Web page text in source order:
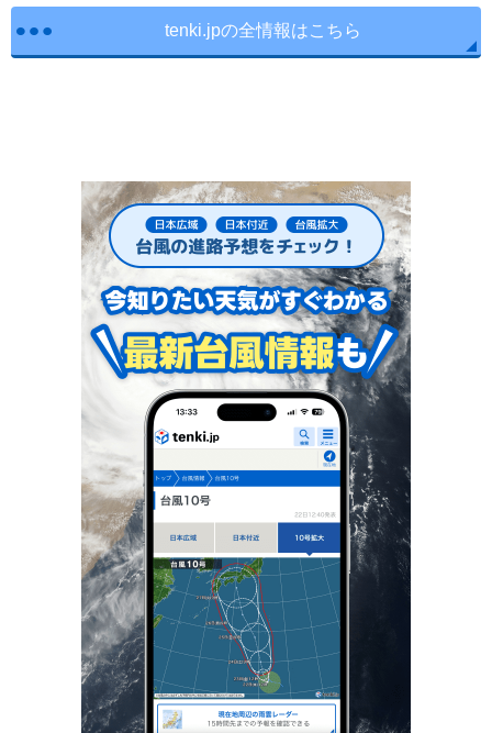
tenki.jpの全情報はこちら